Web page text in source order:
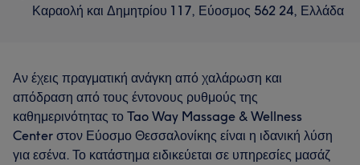
Καραολή και Δημητρίου 117, Εύοσμος 562 24, Ελλάδα
Αν έχεις πραγματική ανάγκη από χαλάρωση και
απόδραση από τους έντονους ρυθμούς της
καθημερινότητας το Tao Way Massage & Wellness
Center στον Εύοσμο Θεσσαλονίκης είναι η ιδανική λύση
για εσένα. Το κατάστημα ειδικεύεται σε υπηρεσίες μασάζ